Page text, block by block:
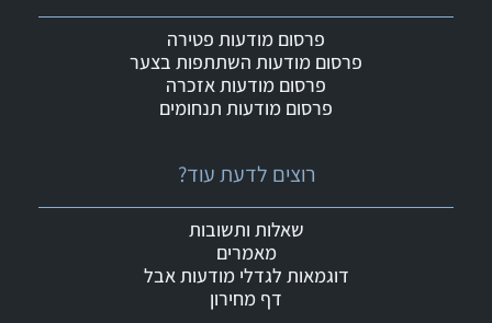
רוצים לדעת עוד?
שאלות ותשובות
מאמרים
דוגמאות לגדלי מודעות אבל
דף מחירון
פרסום מודעות פטירה
פרסום מודעות השתתפות בצער
פרסום מודעות אזכרה
פרסום מודעות תנחומים